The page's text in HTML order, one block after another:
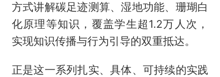
方式讲解碳足迹测算、湿地功能、珊瑚白
化原理等知识，覆盖学生超1.2万人次，
实现知识传播与行为引导的双重抵达。
正是这一系列扎实、具体、可持续的实践